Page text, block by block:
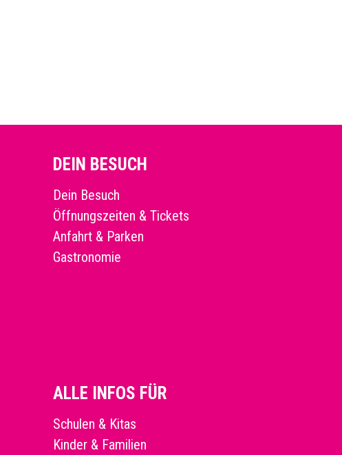
DEIN BESUCH
Dein Besuch
Öffnungszeiten & Tickets
Anfahrt & Parken
Gastronomie
ALLE INFOS FÜR
Schulen & Kitas
Kinder & Familien